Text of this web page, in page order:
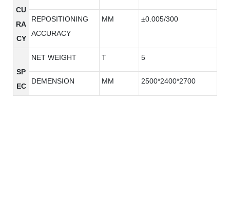
CU
RA
CY
REPOSITIONING
ACCURACY
MM ±0.005/300
SP
EC
NET WEIGHT T 5
DEMENSION MM 2500*2400*2700